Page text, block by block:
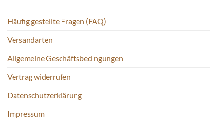
Häufig gestellte Fragen (FAQ)
Versandarten
Allgemeine Geschäftsbedingungen
Vertrag widerrufen
Datenschutzerklärung
Impressum